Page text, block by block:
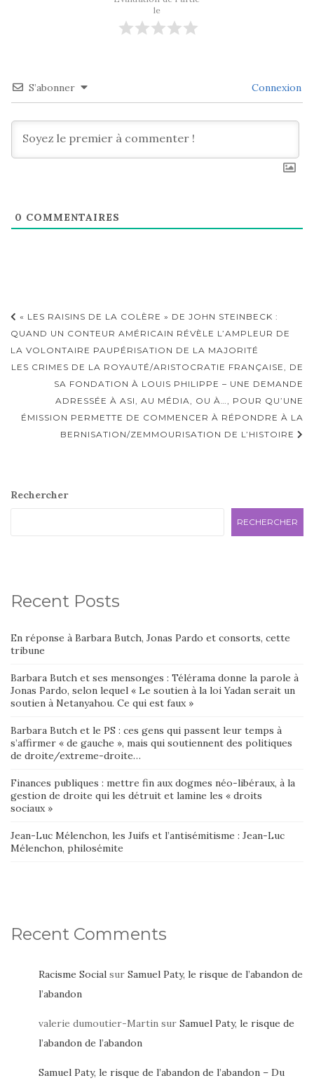
le
S’abonner Connexion
0 COMMENTAIRES
Navigation
d'article
« LES RAISINS DE LA COLÈRE » DE JOHN STEINBECK :
QUAND UN CONTEUR AMÉRICAIN RÉVÈLE L’AMPLEUR DE
LA VOLONTAIRE PAUPÉRISATION DE LA MAJORITÉ
LES CRIMES DE LA ROYAUTÉ/ARISTOCRATIE FRANÇAISE, DE
SA FONDATION À LOUIS PHILIPPE – UNE DEMANDE
ADRESSÉE À ASI, AU MÉDIA, OU À…, POUR QU’UNE
ÉMISSION PERMETTE DE COMMENCER À RÉPONDRE À LA
BERNISATION/ZEMMOURISATION DE L’HISTOIRE
Rechercher
RECHERCHER
Recent Posts
En réponse à Barbara Butch, Jonas Pardo et consorts, cette
tribune
Barbara Butch et ses mensonges : Télérama donne la parole à
Jonas Pardo, selon lequel « Le soutien à la loi Yadan serait un
soutien à Netanyahou. Ce qui est faux »
Barbara Butch et le PS : ces gens qui passent leur temps à
s’affirmer « de gauche », mais qui soutiennent des politiques
de droite/extreme-droite…
Finances publiques : mettre fin aux dogmes néo-libéraux, à la
gestion de droite qui les détruit et lamine les « droits
sociaux »
Jean-Luc Mélenchon, les Juifs et l’antisémitisme : Jean-Luc
Mélenchon, philosémite
Recent Comments
Racisme Social sur Samuel Paty, le risque de l’abandon de
l’abandon
valerie dumoutier-Martin sur Samuel Paty, le risque de
l’abandon de l’abandon
Samuel Paty, le risque de l’abandon de l’abandon – Du